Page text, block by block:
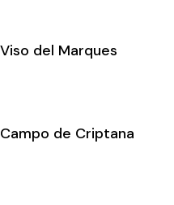
Viso del Marques
Campo de Criptana